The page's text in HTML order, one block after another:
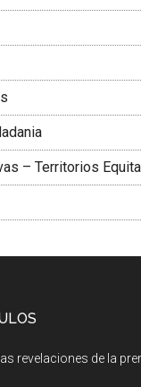
– Territorios
revelaciones de la